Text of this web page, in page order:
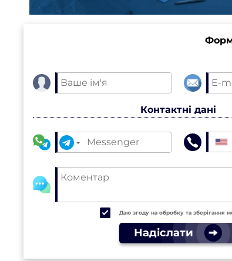
Контактні дані
Даю згоду на обробку та зберігання
Надіслати